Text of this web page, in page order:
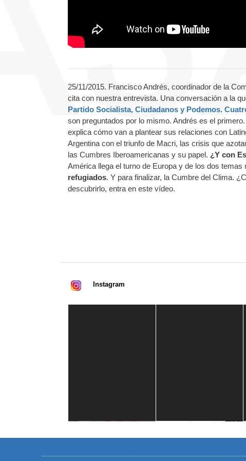
25/11/2015. Francisco Andrés, coordinador de la
cita con nuestra entrevista. Una conversación a la
Partido Socialista, Ciudadanos y Podemos.
son preguntados por lo mismo. Andrés es el
explica cómo van a plantear sus relaciones con
Argentina con el triunfo de Macri, las crisis que
las Cumbres Iberoamericanas y su papel. ¿Y con
América llega el turno de Europa y de los dos temas
refugiados. Y para finalizar, la Cumbre del Clima.
descubrirlo, entra en este vídeo.
Instagram